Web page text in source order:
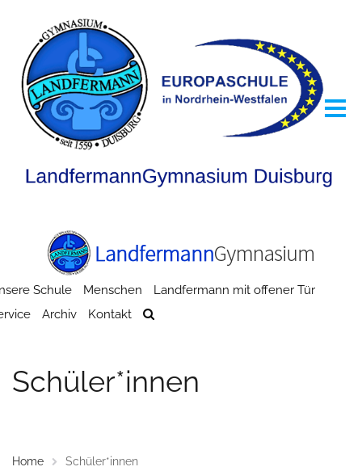
Schule Menschen
Landfermann mit offener Tür
Archiv Kontakt
Schüler*innen
Home Schüler*innen